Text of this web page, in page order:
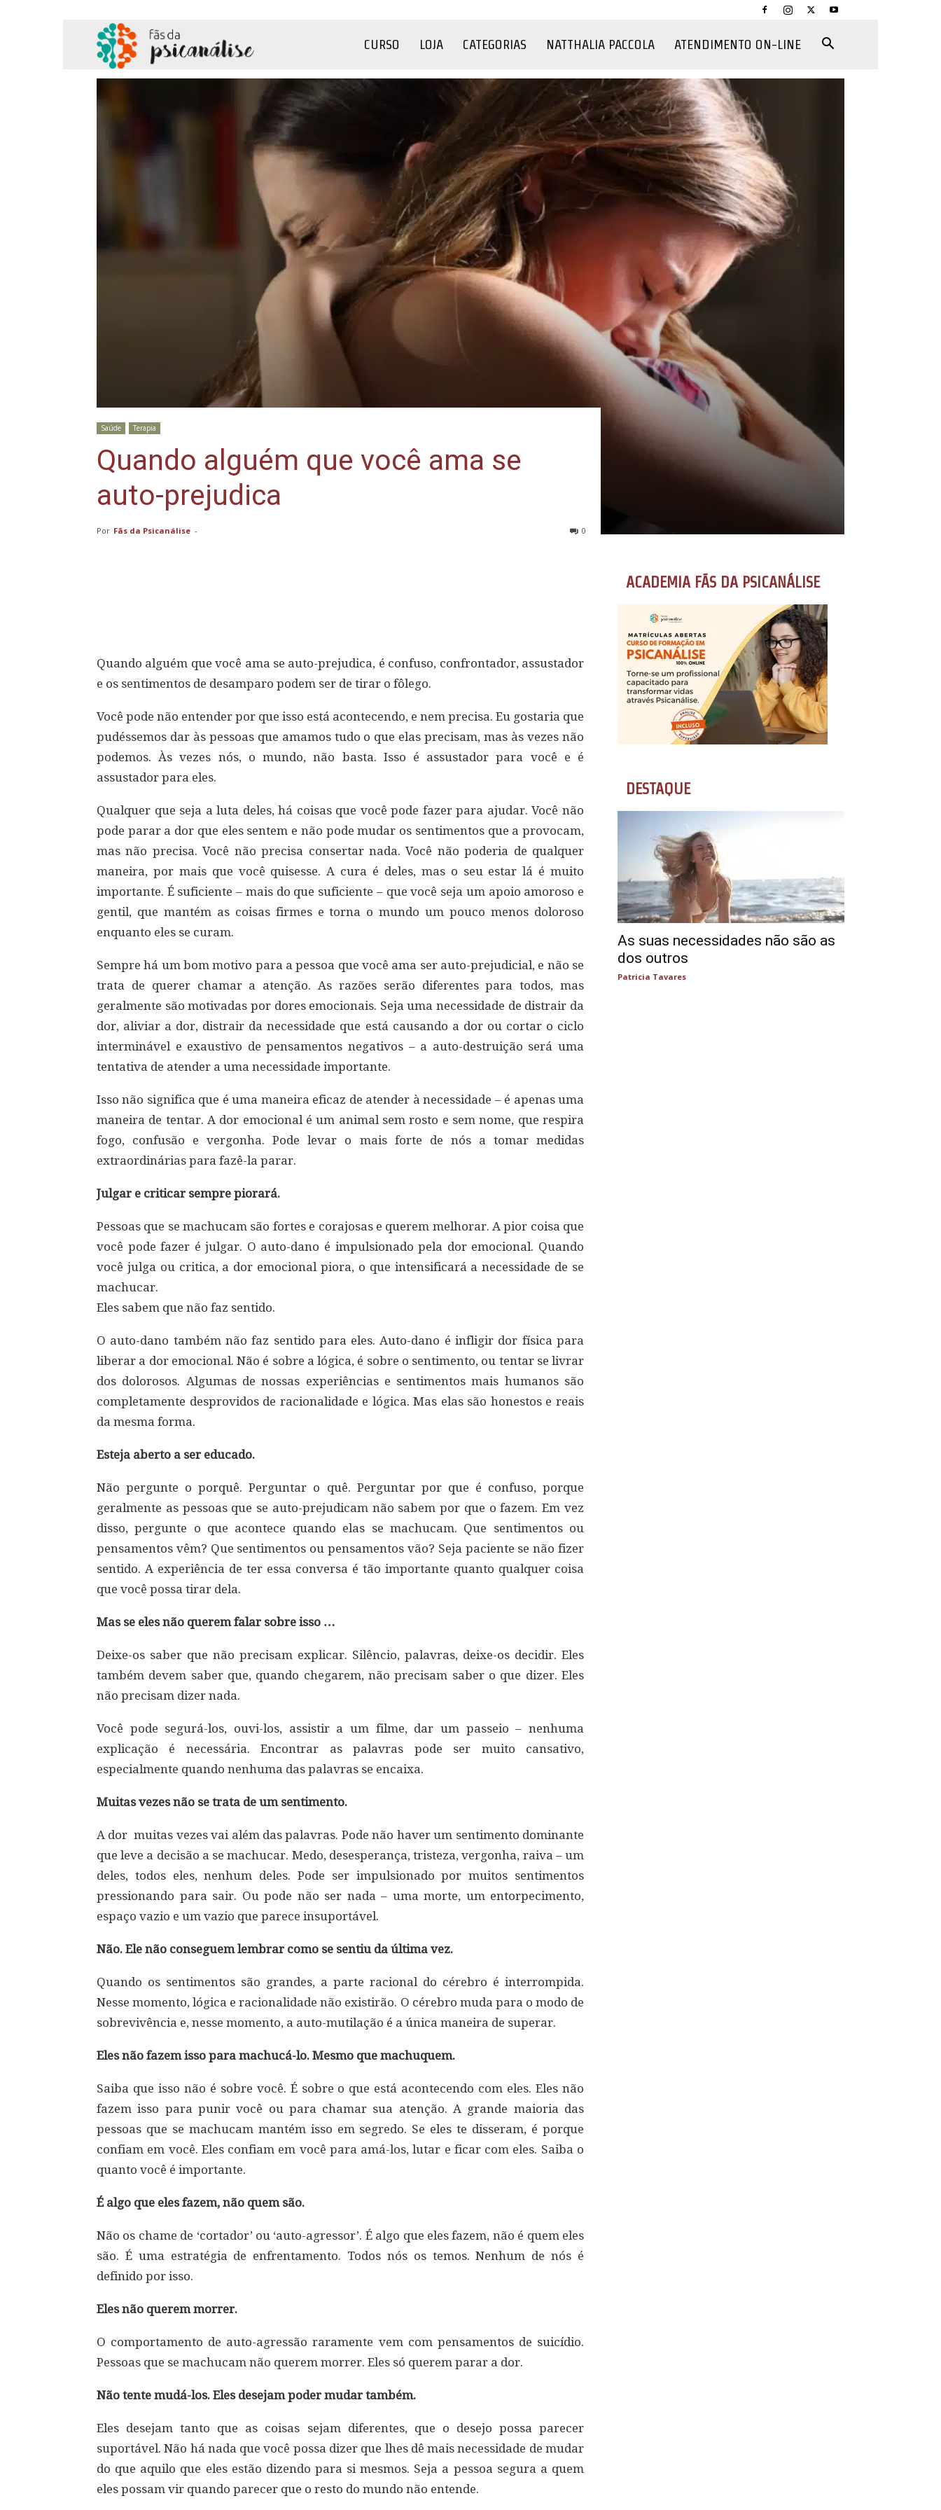
da
Psicanálise
CURSO LOJA CATEGORIAS NATTHALIA PACCOLA ATENDIMENTO ON-LINE
Saúde Terapia
Quando alguém que você ama se
auto-prejudica
Por Fãs da Psicanálise - 0
Quando alguém que você ama se auto-prejudica, é confuso, confrontador, assustador
e os sentimentos de desamparo podem ser de tirar o fôlego.
Você pode não entender por que isso está acontecendo, e nem precisa. Eu gostaria que
pudéssemos dar às pessoas que amamos tudo o que elas precisam, mas às vezes não
podemos. Às vezes nós, o mundo, não basta. Isso é assustador para você e é
assustador para eles.
Qualquer que seja a luta deles, há coisas que você pode fazer para ajudar. Você não
pode parar a dor que eles sentem e não pode mudar os sentimentos que a provocam,
mas não precisa. Você não precisa consertar nada. Você não poderia de qualquer
maneira, por mais que você quisesse. A cura é deles, mas o seu estar lá é muito
importante. É suficiente – mais do que suficiente – que você seja um apoio amoroso e
gentil, que mantém as coisas firmes e torna o mundo um pouco menos doloroso
enquanto eles se curam.
Sempre há um bom motivo para a pessoa que você ama ser auto-prejudicial, e não se
trata de querer chamar a atenção. As razões serão diferentes para todos, mas
geralmente são motivadas por dores emocionais. Seja uma necessidade de distrair da
dor, aliviar a dor, distrair da necessidade que está causando a dor ou cortar o ciclo
interminável e exaustivo de pensamentos negativos – a auto-destruição será uma
tentativa de atender a uma necessidade importante.
Isso não significa que é uma maneira eficaz de atender à necessidade – é apenas uma
maneira de tentar. A dor emocional é um animal sem rosto e sem nome, que respira
fogo, confusão e vergonha. Pode levar o mais forte de nós a tomar medidas
extraordinárias para fazê-la parar.
Julgar e criticar sempre piorará.
Pessoas que se machucam são fortes e corajosas e querem melhorar. A pior coisa que
você pode fazer é julgar. O auto-dano é impulsionado pela dor emocional. Quando
você julga ou critica, a dor emocional piora, o que intensificará a necessidade de se
machucar.
Eles sabem que não faz sentido.
O auto-dano também não faz sentido para eles. Auto-dano é infligir dor física para
liberar a dor emocional. Não é sobre a lógica, é sobre o sentimento, ou tentar se livrar
dos dolorosos. Algumas de nossas experiências e sentimentos mais humanos são
completamente desprovidos de racionalidade e lógica. Mas elas são honestos e reais
da mesma forma.
Esteja aberto a ser educado.
Não pergunte o porquê. Perguntar o quê. Perguntar por que é confuso, porque
geralmente as pessoas que se auto-prejudicam não sabem por que o fazem. Em vez
disso, pergunte o que acontece quando elas se machucam. Que sentimentos ou
pensamentos vêm? Que sentimentos ou pensamentos vão? Seja paciente se não fizer
sentido. A experiência de ter essa conversa é tão importante quanto qualquer coisa
que você possa tirar dela.
Mas se eles não querem falar sobre isso …
Deixe-os saber que não precisam explicar. Silêncio, palavras, deixe-os decidir. Eles
também devem saber que, quando chegarem, não precisam saber o que dizer. Eles
não precisam dizer nada.
Você pode segurá-los, ouvi-los, assistir a um filme, dar um passeio – nenhuma
explicação é necessária. Encontrar as palavras pode ser muito cansativo,
especialmente quando nenhuma das palavras se encaixa.
Muitas vezes não se trata de um sentimento.
A dor muitas vezes vai além das palavras. Pode não haver um sentimento dominante
que leve a decisão a se machucar. Medo, desesperança, tristeza, vergonha, raiva – um
deles, todos eles, nenhum deles. Pode ser impulsionado por muitos sentimentos
pressionando para sair. Ou pode não ser nada – uma morte, um entorpecimento,
espaço vazio e um vazio que parece insuportável.
Não. Ele não conseguem lembrar como se sentiu da última vez.
Quando os sentimentos são grandes, a parte racional do cérebro é interrompida.
Nesse momento, lógica e racionalidade não existirão. O cérebro muda para o modo de
sobrevivência e, nesse momento, a auto-mutilação é a única maneira de superar.
Eles não fazem isso para machucá-lo. Mesmo que machuquem.
Saiba que isso não é sobre você. É sobre o que está acontecendo com eles. Eles não
fazem isso para punir você ou para chamar sua atenção. A grande maioria das
pessoas que se machucam mantém isso em segredo. Se eles te disseram, é porque
confiam em você. Eles confiam em você para amá-los, lutar e ficar com eles. Saiba o
quanto você é importante.
É algo que eles fazem, não quem são.
Não os chame de ‘cortador’ ou ‘auto-agressor’. É algo que eles fazem, não é quem eles
são. É uma estratégia de enfrentamento. Todos nós os temos. Nenhum de nós é
definido por isso.
Eles não querem morrer.
O comportamento de auto-agressão raramente vem com pensamentos de suicídio.
Pessoas que se machucam não querem morrer. Eles só querem parar a dor.
Não tente mudá-los. Eles desejam poder mudar também.
Eles desejam tanto que as coisas sejam diferentes, que o desejo possa parecer
suportável. Não há nada que você possa dizer que lhes dê mais necessidade de mudar
do que aquilo que eles estão dizendo para si mesmos. Seja a pessoa segura a quem
eles possam vir quando parecer que o resto do mundo não entende.
ACADEMIA FÃS DA PSICANÁLISE
DESTAQUE
As suas necessidades não são as
dos outros
Patricia Tavares